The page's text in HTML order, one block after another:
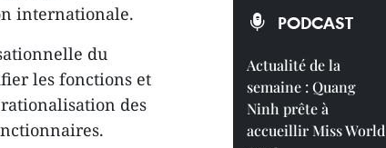
internationale.
du
les fonctions et
des
PODCAST
Actualité de la
semaine : Quang
Ninh prête à
accueillir Miss World